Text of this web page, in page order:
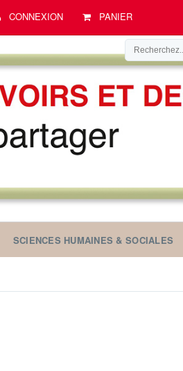
CONNEXION PANIER
SCIENCES HUMAINES & SOCIALES